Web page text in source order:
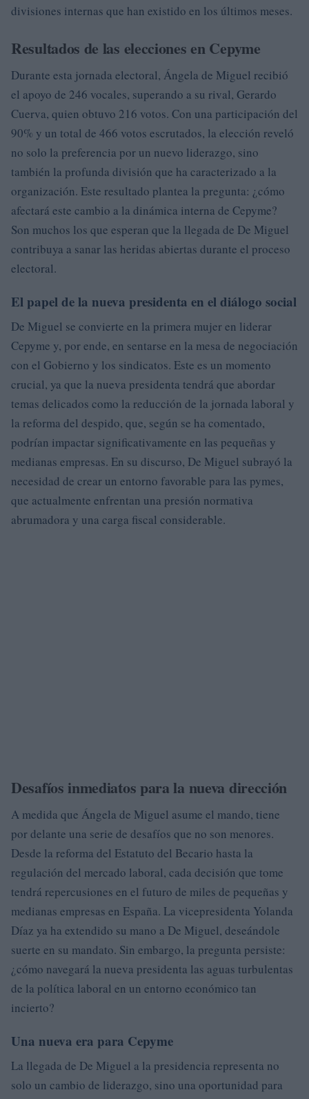
divisiones internas que han existido en los últimos meses.
Resultados de las elecciones en Cepyme
Durante esta jornada electoral, Ángela de Miguel recibió
el apoyo de 246 vocales, superando a su rival, Gerardo
Cuerva, quien obtuvo 216 votos. Con una participación del
90% y un total de 466 votos escrutados, la elección reveló
no solo la preferencia por un nuevo liderazgo, sino
también la profunda división que ha caracterizado a la
organización. Este resultado plantea la pregunta: ¿cómo
afectará este cambio a la dinámica interna de Cepyme?
Son muchos los que esperan que la llegada de De Miguel
contribuya a sanar las heridas abiertas durante el proceso
electoral.
El papel de la nueva presidenta en el diálogo social
De Miguel se convierte en la primera mujer en liderar
Cepyme y, por ende, en sentarse en la mesa de negociación
con el Gobierno y los sindicatos. Este es un momento
crucial, ya que la nueva presidenta tendrá que abordar
temas delicados como la reducción de la jornada laboral y
la reforma del despido, que, según se ha comentado,
podrían impactar significativamente en las pequeñas y
medianas empresas. En su discurso, De Miguel subrayó la
necesidad de crear un entorno favorable para las pymes,
que actualmente enfrentan una presión normativa
abrumadora y una carga fiscal considerable.
Desafíos inmediatos para la nueva dirección
A medida que Ángela de Miguel asume el mando, tiene
por delante una serie de desafíos que no son menores.
Desde la reforma del Estatuto del Becario hasta la
regulación del mercado laboral, cada decisión que tome
tendrá repercusiones en el futuro de miles de pequeñas y
medianas empresas en España. La vicepresidenta Yolanda
Díaz ya ha extendido su mano a De Miguel, deseándole
suerte en su mandato. Sin embargo, la pregunta persiste:
¿cómo navegará la nueva presidenta las aguas turbulentas
de la política laboral en un entorno económico tan
incierto?
Una nueva era para Cepyme
La llegada de De Miguel a la presidencia representa no
solo un cambio de liderazgo, sino una oportunidad para